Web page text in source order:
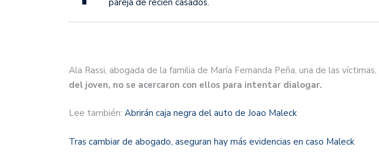
Ala Rassi, abogada de la familia de María Fernanda Peña, una de las víctimas,
del joven, no se acercaron con ellos para intentar dialogar.
Lee también: Abrirán caja negra del auto de Joao Maleck
Tras cambiar de abogado, aseguran hay más evidencias en caso Maleck